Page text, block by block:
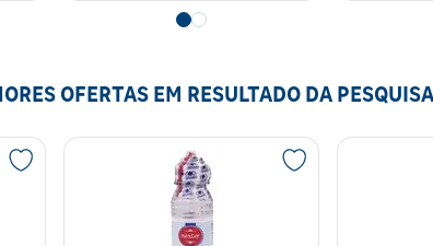
OFERTAS EM RESULTADO DA PESQUISA